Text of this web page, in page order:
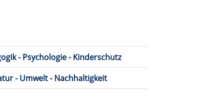
- Psychologie - Kinderschutz
- Umwelt - Nachhaltigkeit